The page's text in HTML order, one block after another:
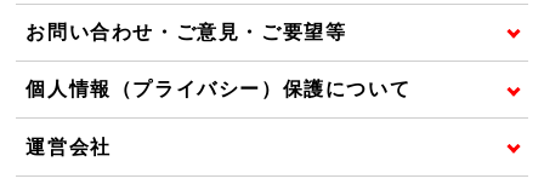
お問い合わせ・ご意見・ご要望等
個人情報（プライバシー）保護について
運営会社